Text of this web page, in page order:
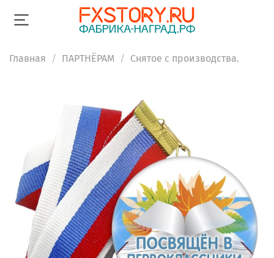
Главная ПАРТНЁРАМ Снятое с производства.